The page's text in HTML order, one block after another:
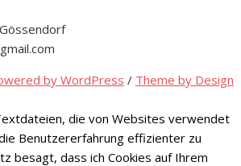
by WordPress / Theme by Design
die von Websites verwendet
Benutzererfahrung effizienter zu
besagt, dass ich Cookies auf Ihrem